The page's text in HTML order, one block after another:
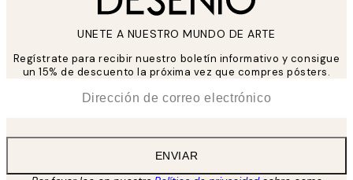
UNETE A NUESTRO MUNDO DE ARTE
Regístrate para recibir nuestro boletín informativo y consigue
un 15% de descuento la próxima vez que compres pósters.
ENVIAR